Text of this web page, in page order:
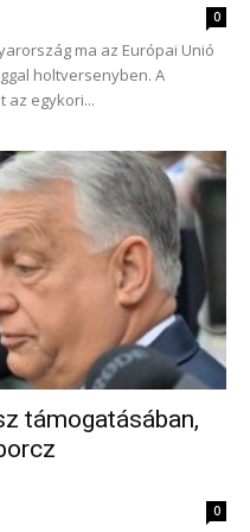
0
ma az Európai Unió
holtversenyben. A
az egykori...
támogatásában,
0